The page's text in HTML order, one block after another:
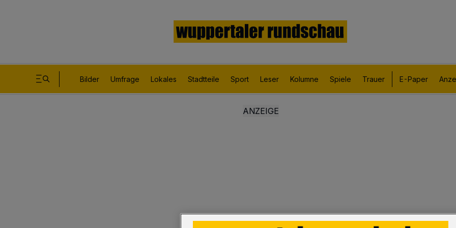
Bilder Umfrage Lokales Stadtteile Sport Leser Kolumne Spiele Trauer E-Paper